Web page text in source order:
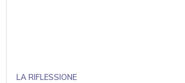
LA RIFLESSIONE